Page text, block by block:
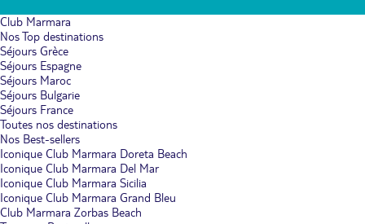
Club Marmara
Nos Top destinations
Séjours Grèce
Séjours Espagne
Séjours Maroc
Séjours Bulgarie
Séjours France
Toutes nos destinations
Nos Best-sellers
Iconique Club Marmara Doreta Beach
Iconique Club Marmara Del Mar
Iconique Club Marmara Sicilia
Iconique Club Marmara Grand Bleu
Club Marmara Zorbas Beach